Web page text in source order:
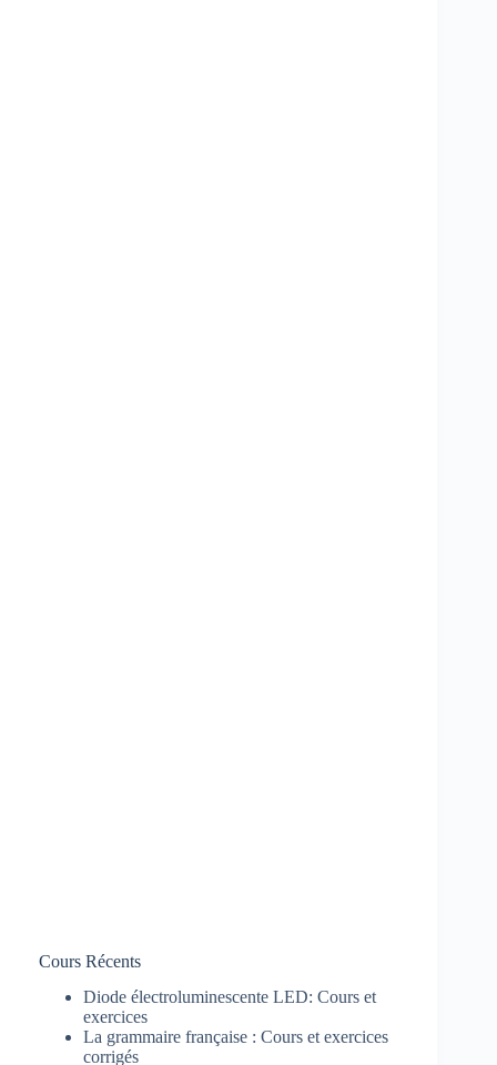
Cours Récents
Diode électroluminescente LED: Cours et
exercices
La grammaire française : Cours et exercices
corrigés